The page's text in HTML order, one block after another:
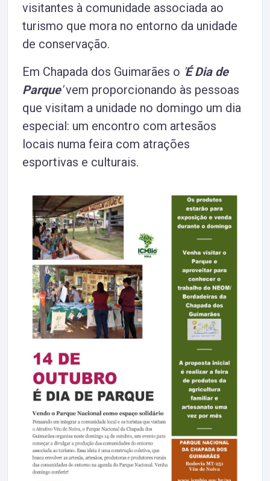
visitantes à comunidade associada ao
turismo que mora no entorno da unidade
de conservação.
Em Chapada dos Guimarães o É Dia de
Parque' vem proporcionando às pessoas
que visitam a unidade no domingo um dia
especial: um encontro com artesãos
locais numa feira com atrações
esportivas e culturais.